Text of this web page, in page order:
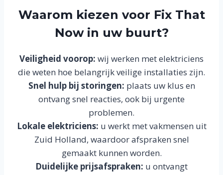
Waarom kiezen voor Fix That
Now in uw buurt?
Veiligheid voorop: wij werken met elektriciens
die weten hoe belangrijk veilige installaties zijn.
Snel hulp bij storingen: plaats uw klus en
ontvang snel reacties, ook bij urgente
problemen.
Lokale elektriciens: u werkt met vakmensen uit
Zuid Holland, waardoor afspraken snel
gemaakt kunnen worden.
Duidelijke prijsafspraken: u ontvangt